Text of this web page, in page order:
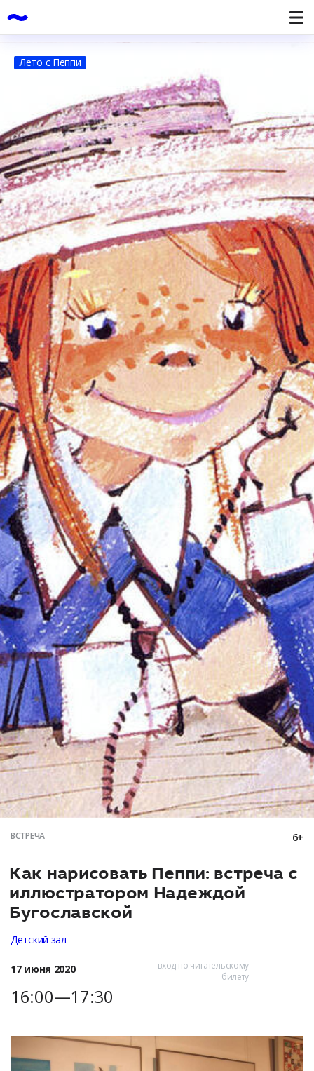
Лето с Пеппи
ВСТРЕЧА 6+
Как нарисовать Пеппи: встреча с
иллюстратором Надеждой
Бугославской
Детский зал
17 июня 2020
16:00—17:30
вход по читательскому
билету